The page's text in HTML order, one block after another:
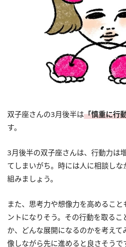
双子座さんの3月後半は「慎重に行
す。
3月後半の双子座さんは、行動力は
てしまいがち。時には人に相談し
組みましょう。
また、思考力や想像力を高めるこ
ントになりそう。その行動を取る
か、どんな展開になるのかを考え
像しながら先に進めると良さそうで